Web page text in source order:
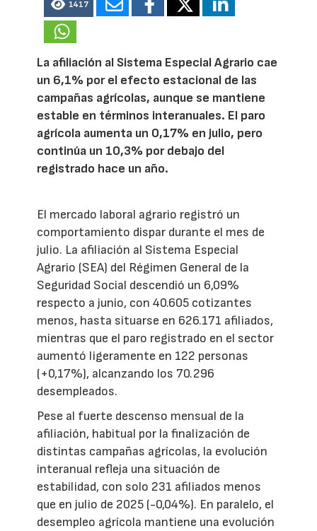
1417
La afiliación al Sistema Especial Agrario cae
un 6,1% por el efecto estacional de las
campañas agrícolas, aunque se mantiene
estable en términos interanuales. El paro
agrícola aumenta un 0,17% en julio, pero
continúa un 10,3% por debajo del
registrado hace un año.
El mercado laboral agrario registró un
comportamiento dispar durante el mes de
julio. La afiliación al Sistema Especial
Agrario (SEA) del Régimen General de la
Seguridad Social descendió un 6,09%
respecto a junio, con 40.605 cotizantes
menos, hasta situarse en 626.171 afiliados,
mientras que el paro registrado en el sector
aumentó ligeramente en 122 personas
(+0,17%), alcanzando los 70.296
desempleados.
Pese al fuerte descenso mensual de la
afiliación, habitual por la finalización de
distintas campañas agrícolas, la evolución
interanual refleja una situación de
estabilidad, con solo 231 afiliados menos
que en julio de 2025 (-0,04%). En paralelo, el
desempleo agrícola mantiene una evolución